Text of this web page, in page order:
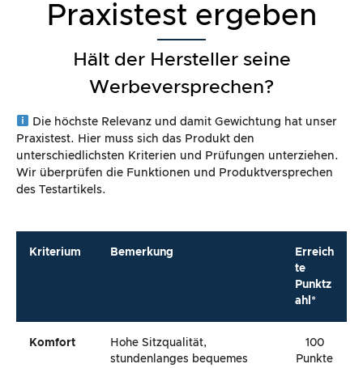
Praxistest ergeben
Hält der Hersteller seine
Werbeversprechen?
Die höchste Relevanz und damit Gewichtung hat unser
Praxistest. Hier muss sich das Produkt den
unterschiedlichsten Kriterien und Prüfungen unterziehen.
Wir überprüfen die Funktionen und Produktversprechen
des Testartikels.
Kriterium Bemerkung
Erreich
te
Punktz
ahl*
Komfort
Hohe Sitzqualität,
stundenlanges bequemes
100
Punkte